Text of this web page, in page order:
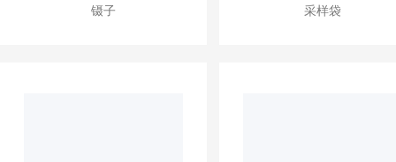
镊子 采样袋